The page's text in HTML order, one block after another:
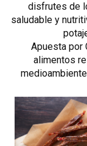
disfrutes de
saludable y
Apuesta por
alimentos